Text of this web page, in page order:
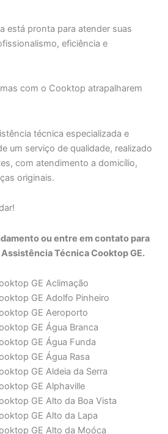
está pronta para atender suas
eficiência e
com o Cooktop atrapalharem
técnica especializada e
um serviço de qualidade, realizado
com atendimento a domicílio,
originais.
ou entre em contato para
Técnica Cooktop GE.
GE Aclimação
GE Adolfo Pinheiro
GE Aeroporto
GE Água Branca
GE Água Funda
GE Água Rasa
GE Aldeia da Serra
GE Alphaville
GE Alto da Boa Vista
GE Alto da Lapa
GE Alto da Moóca